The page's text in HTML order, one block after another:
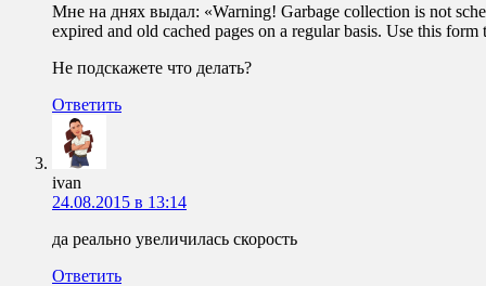
Мне на днях выдал: «Warning! Garbage collection is not
expired and old cached pages on a regular basis. Use this form
Не подскажете что делать?
Ответить
ivan
24.08.2015 в 13:14
да реально увеличилась скорость
Ответить